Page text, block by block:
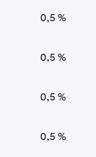
0,5 %
0,5 %
0,5 %
0,5 %